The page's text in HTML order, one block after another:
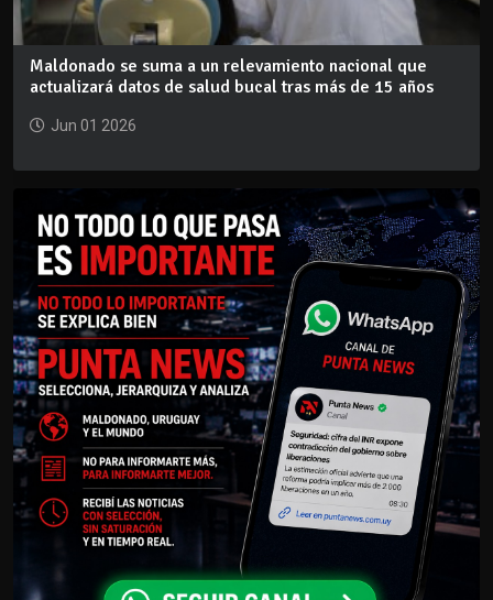
Maldonado se suma a un relevamiento nacional que
actualizará datos de salud bucal tras más de 15 años
Jun 01 2026